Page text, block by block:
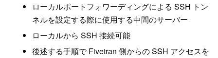
ローカルポートフォワーディングによる SSH トン
ネルを設定する際に使用する中間のサーバー
ローカルから SSH 接続可能
後述する手順で Fivetran 側からの SSH アクセスを